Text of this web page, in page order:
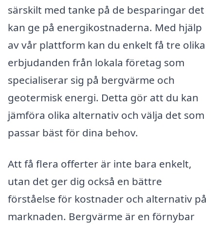
särskilt med tanke på de besparingar det
kan ge på energikostnaderna. Med hjälp
av vår plattform kan du enkelt få tre olika
erbjudanden från lokala företag som
specialiserar sig på bergvärme och
geotermisk energi. Detta gör att du kan
jämföra olika alternativ och välja det som
passar bäst för dina behov.
Att få flera offerter är inte bara enkelt,
utan det ger dig också en bättre
förståelse för kostnader och alternativ på
marknaden. Bergvärme är en förnybar